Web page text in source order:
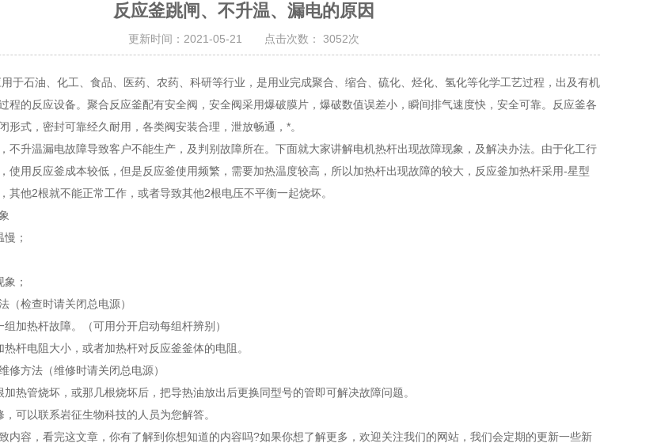
反应釜跳闸、不升温、漏电的原因
更新时间：2021-05-21 点击次数： 3052次
用于石油、化工、食品、医药、农药、科研等行业，是用业完成聚合、缩合、硫化、烃化、氢化等化学工艺过程，出及有机
程的反应设备。聚合反应釜配有安全阀，安全阀采用爆破膜片，爆破数值误差小，瞬间排气速度快，安全可靠。反应釜各
形式，密封可靠经久耐用，各类阀安装合理，泄放畅通，*。
升温漏电故障导致客户不能生产，及判别故障所在。下面就大家讲解电机热杆出现故障现象，及解决办法。由于化工行
使用反应釜成本较低，但是反应釜使用频繁，需要加热温度较高，所以加热杆出现故障的较大，反应釜加热杆采用-星型
其他2根就不能正常工作，或者导致其他2根电压不平衡一起烧坏。
；
；
检查时请关闭总电源）
热杆故障。（可用分开启动每组杆辨别）
电阻大小，或者加热杆对反应釜釜体的电阻。
方法（维修时请关闭总电源）
管烧坏，或那几根烧坏后，把导热油放出后更换同型号的管即可解决故障问题。
以联系岩征生物科技的人员为您解答。
内容，看完这文章，你有了解到你想知道的内容吗?如果你想了解更多，欢迎关注我们的网站，我们会定期的更新一些新